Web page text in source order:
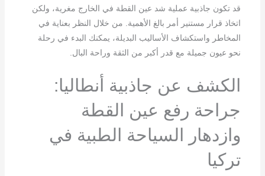
قد تكون جاذبية عملية شد عين القطة في الخارج مغرية، ولكن
اتخاذ قرار مستنير أمر بالغ الأهمية. من خلال النظر بعناية في
المخاطر واستكشاف الأساليب البديلة، يمكنك البدء في رحلة
نحو عيون جميلة مع قدر أكبر من الثقة وراحة البال.
الكشف عن جاذبية أنطاليا:
جراحة رفع عين القطة
وازدهار السياحة الطبية في
تركيا